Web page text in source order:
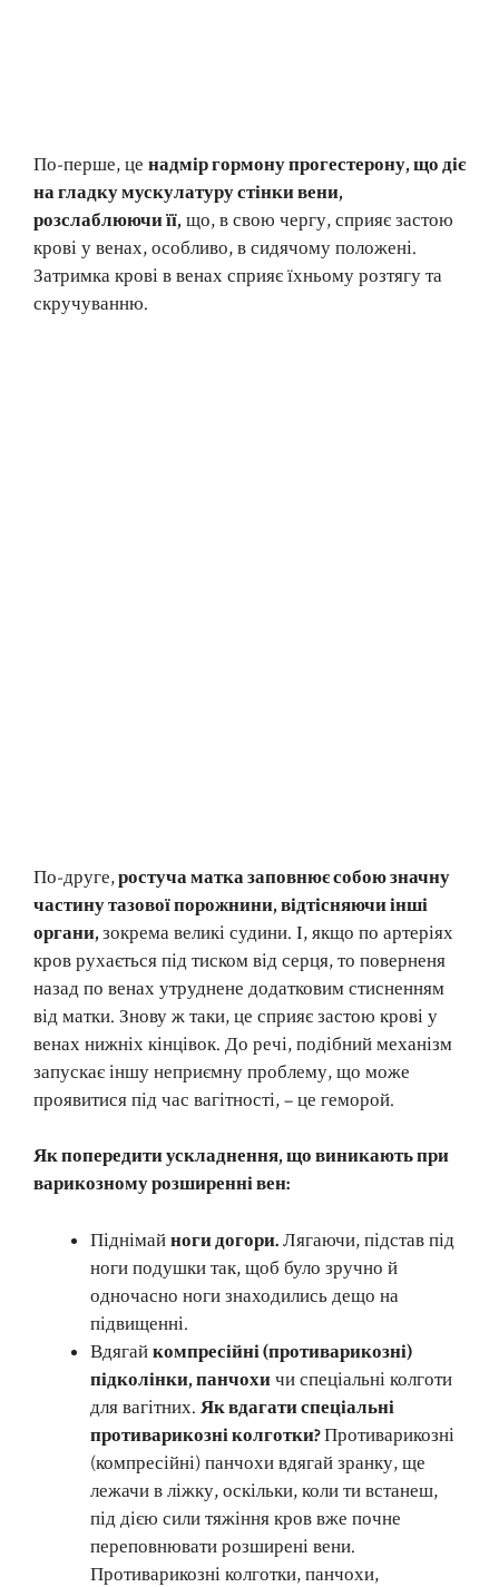
По-перше, це надмір гормону прогестерону, що діє
на гладку мускулатуру стінки вени,
розслаблюючи її, що, в свою чергу, сприяє застою
крові у венах, особливо, в сидячому положені.
Затримка крові в венах сприяє їхньому розтягу та
скручуванню.
По-друге,ростуча матка заповнює собою значну
частину тазової порожнини, відтісняючи інші
органи,зокрема великі судини. І, якщо по артеріях
кров рухається під тиском від серця, то поверненя
назад по венах утруднене додатковим стисненням
від матки. Знову ж таки, це сприяє застою крові у
венах нижніх кінцівок. До речі, подібний механізм
запускає іншу неприємну проблему, що може
проявитися під час вагітності, – це геморой.
Як попередити ускладнення, що виникають при
варикозному розширенні вен:
Піднімайноги догори.Лягаючи, підстав під
ноги подушки так, щоб було зручно й
одночасно ноги знаходились дещо на
підвищенні.
Вдягайкомпресійні (противарикозні)
підколінки, панчохичи спеціальні колготи
для вагітних. Як вдагати спеціальні
противарикозні колготки?Противарикозні
(компресійні) панчохи вдягай зранку, ще
лежачи в ліжку, оскільки, коли ти встанеш,
під дією сили тяжіння кров вже почне
переповнювати розширені вени.
Противарикозні колготки, панчохи,